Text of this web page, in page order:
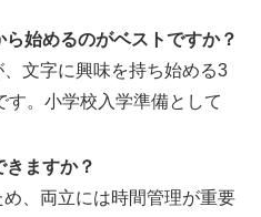
始めるのがベストですか？
文字に興味を持ち始める3
す。小学校入学準備として
ますか？
、両立には時間管理が重要